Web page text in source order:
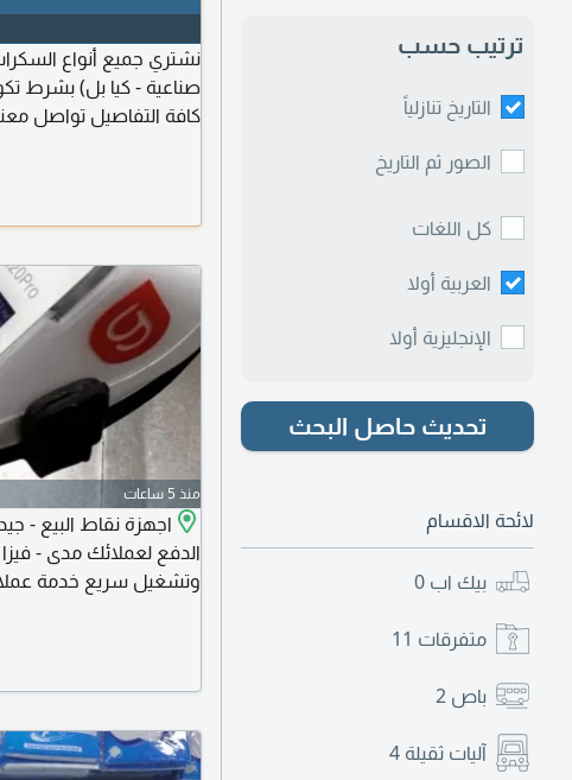
ترتيب حسب
التاريخ تنازلياً
الصور ثم التاريخ
كل اللغات
العربية أولا
الإنجليزية أولا
تحديث حاصل البحث
لائحة الاقسام
بيك اب 0
متفرقات 11
باص 2
آليات ثقيلة 4
نشتري جميع أنواع
صناعية - كيا بل) بشرط
كافة التفاصيل تواصل
منذ 5 ساعات
اجهزة نقاط البيع -
وتشغيل سريع خدمة